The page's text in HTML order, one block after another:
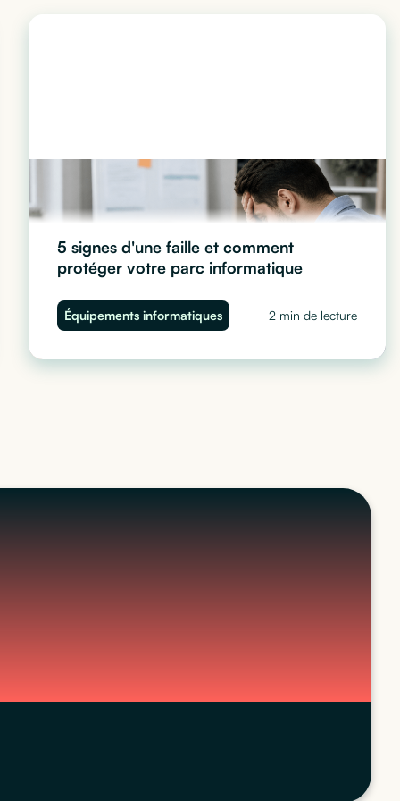
5 signes d'une faille et comment
protéger votre parc informatique
Ralentissements, comportements suspects, accès
anormaux... Découvrez les 5 signes d'une faille de
sécurité sur vos ordinateurs d'entreprise et comment
Équipements informatiques 2 min de lecture